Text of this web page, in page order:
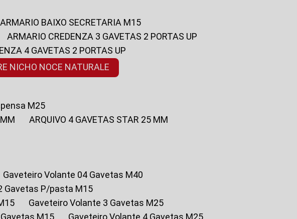
ARMARIO BAIXO SECRETARIA M15
ARMARIO CREDENZA 3 GAVETAS 2 PORTAS UP
4 GAVETAS 2 PORTAS UP
NICHO NOCE NATURALE
M25
ARQUIVO 4 GAVETAS STAR 25 MM
Gaveteiro Volante 04 Gavetas M40
Gavetas P/pasta M15
Gaveteiro Volante 3 Gavetas M25
Gavetas M15
Gaveteiro Volante 4 Gavetas M25